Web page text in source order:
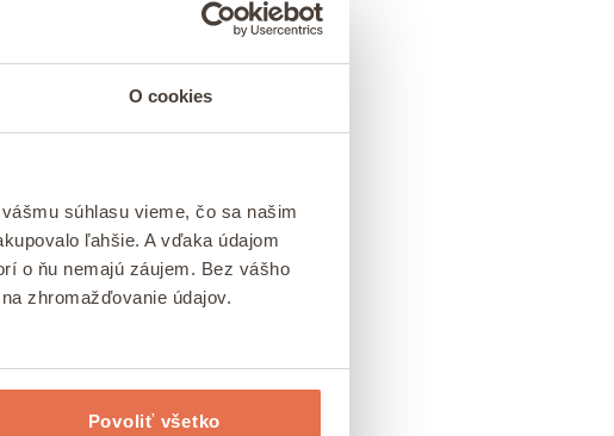
O cookies
súhlasu vieme, čo sa našim
ľahšie. A vďaka údajom
o ňu nemajú záujem. Bez vášho
zhromažďovanie údajov.
Povoliť všetko